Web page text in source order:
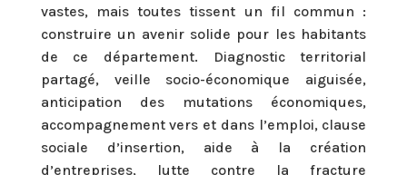
vastes, mais toutes tissent un fil commun :
construire un avenir solide pour les habitants
de ce département. Diagnostic territorial
partagé, veille socio-économique aiguisée,
anticipation des mutations économiques,
accompagnement vers et dans l’emploi, clause
sociale d’insertion, aide à la création
d’entreprises, lutte contre la fracture